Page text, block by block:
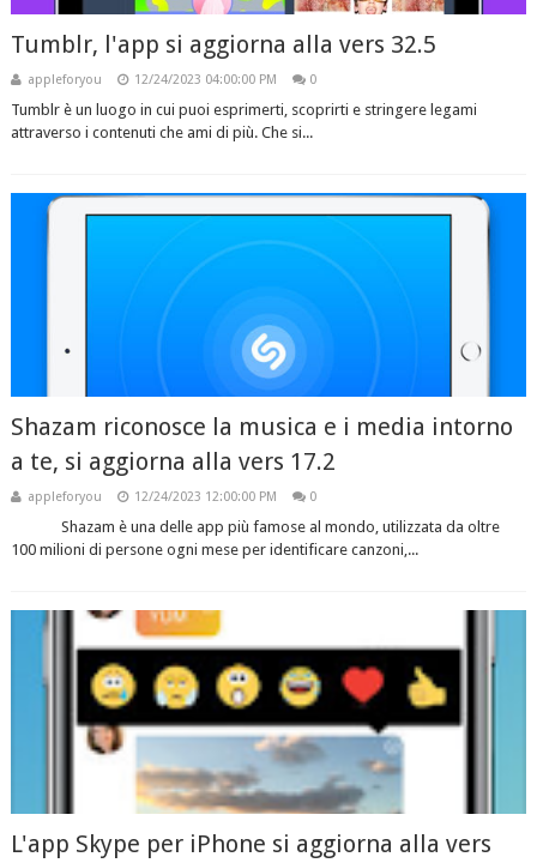
Tumblr, l'app si aggiorna alla vers 32.5
appleforyou 12/24/2023 04:00:00 PM 0
Tumblr è un luogo in cui puoi esprimerti, scoprirti e stringere legami
attraverso i contenuti che ami di più. Che si...
Shazam riconosce la musica e i media intorno
a te, si aggiorna alla vers 17.2
appleforyou 12/24/2023 12:00:00 PM 0
Shazam è una delle app più famose al mondo, utilizzata da oltre
100 milioni di persone ogni mese per identificare canzoni,...
L'app Skype per iPhone si aggiorna alla vers